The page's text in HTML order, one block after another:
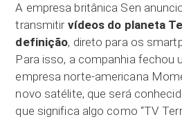
A empresa britânica Sen
transmitir vídeos do planeta
definição, direto para os
Para isso, a companhia fechou
empresa norte-americana
novo satélite, que será
que significa algo como “TV